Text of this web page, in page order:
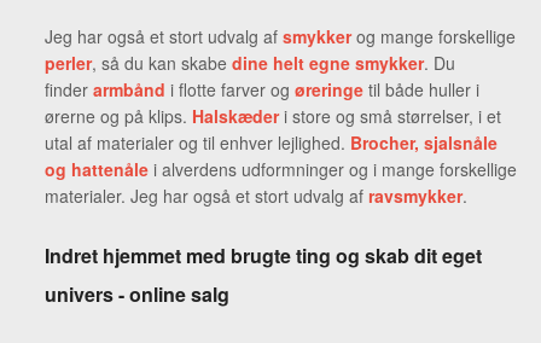
Jeg har også et stort udvalg af smykker og mange forskellige
perler, så du kan skabe dine helt egne smykker. Du
finder armbånd i flotte farver og øreringe til både huller i
ørerne og på klips. Halskæderi store og små størrelser, i et
utal af materialer og til enhver lejlighed. Brocher, sjalsnåle
og hattenåle i alverdens udformninger og i mange forskellige
materialer. Jeg har også et stort udvalg af ravsmykker.
Indret hjemmet med brugte ting og skab dit eget
univers - online salg